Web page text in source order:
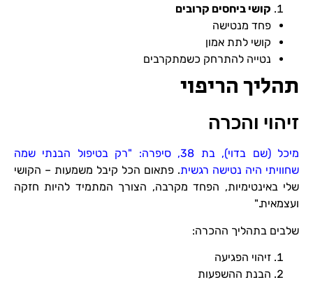
קושי ביחסים קרובים
פחד מנטישה
קושי לתת אמון
נטייה להתרחק כשמתקרבים
תהליך הריפוי
זיהוי והכרה
מיכל (שם בדוי), בת 38, סיפרה: "רק בטיפול הבנתי שמה
שחוויתי היה נטישה רגשית. פתאום הכל קיבל משמעות – הקושי
שלי באינטימיות, הפחד מקרבה, הצורך המתמיד להיות חזקה
ועצמאית."
שלבים בתהליך ההכרה:
זיהוי הפגיעה
הבנת ההשפעות